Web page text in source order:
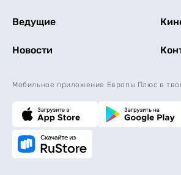
Ведущие
Новости
Мобильное приложение Европы Плюс в